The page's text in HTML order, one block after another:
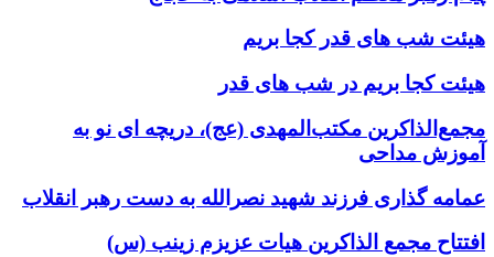
هیئت شب های قدر کجا بریم
هیئت کجا بریم در شب های قدر
مجمع‌الذاکرین مکتب‌المهدی (عج)، دریچه ای نو به
آموزش مداحی
عمامه گذاری فرزند شهید نصرالله به دست رهبر انقلاب
افتتاح مجمع الذاکرین هیات عزیزم زینب (س)